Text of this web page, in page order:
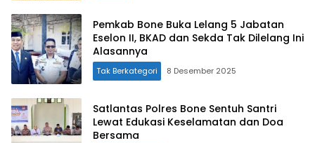
Pemkab Bone Buka Lelang 5 Jabatan
Eselon II, BKAD dan Sekda Tak Dilelang Ini
Alasannya
Tak Berkategori 8 Desember 2025
Satlantas Polres Bone Sentuh Santri
Lewat Edukasi Keselamatan dan Doa
Bersama